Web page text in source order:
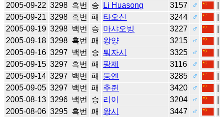
2005-09-22 3298 흑번 승 Li Huasong 3157 ♂
2005-09-21 3298 흑번 패 타오신 3244 ♂
2005-09-19 3298 백번 승 마샤오빙 3227 ♂
2005-09-18 3298 흑번 패 왕양 3215 ♂
2005-09-16 3297 백번 승 퉈자시 3325 ♂
2005-09-15 3297 흑번 패 팡제 3116 ♂
2005-09-14 3297 백번 패 둥옌 3285 ♂
2005-09-05 3297 백번 패 추쥔 3420 ♂
2005-08-13 3296 백번 승 리이 3204 ♂
2005-08-06 3295 흑번 패 왕시 3447 ♂